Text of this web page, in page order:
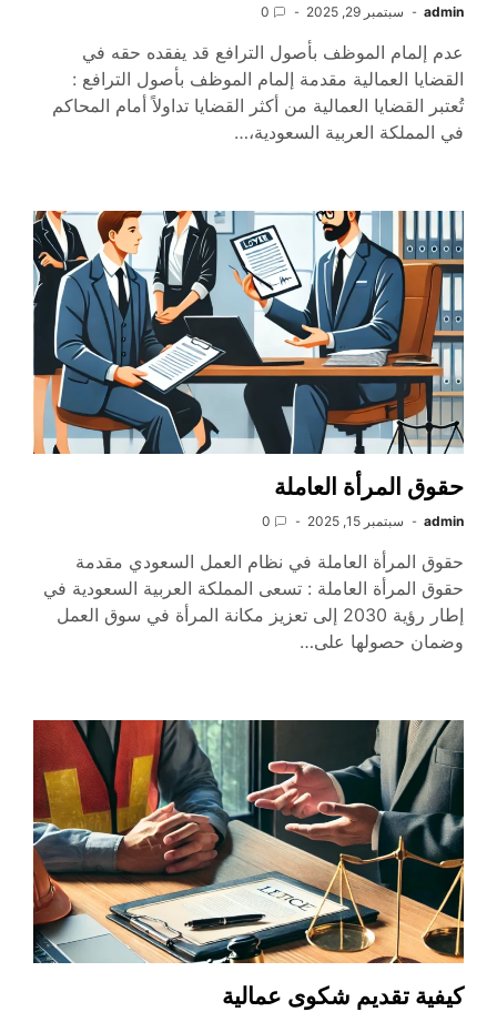
admin سبتمبر 29, 2025 0
عدم إلمام الموظف بأصول الترافع قد يفقده حقه في
القضايا العمالية مقدمة إلمام الموظف بأصول الترافع :
تُعتبر القضايا العمالية من أكثر القضايا تداولاً أمام المحاكم
في المملكة العربية السعودية،…
حقوق المرأة العاملة
admin سبتمبر 15, 2025 0
حقوق المرأة العاملة في نظام العمل السعودي مقدمة
حقوق المرأة العاملة : تسعى المملكة العربية السعودية في
إطار رؤية 2030 إلى تعزيز مكانة المرأة في سوق العمل
وضمان حصولها على…
كيفية تقديم شكوى عمالية